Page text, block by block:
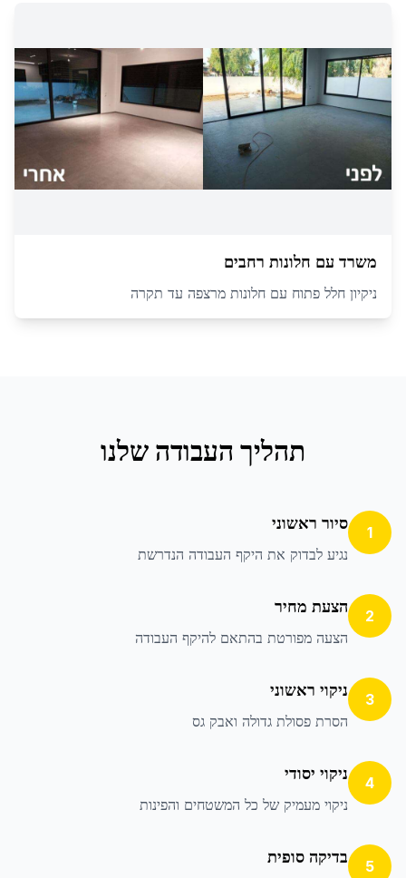
משרד עם חלונות רחבים
ניקיון חלל פתוח עם חלונות מרצפה עד תקרה
תהליך העבודה שלנו
1 סיור ראשוני
נגיע לבדוק את היקף העבודה הנדרשת
2 הצעת מחיר
הצעה מפורטת בהתאם להיקף העבודה
3 ניקוי ראשוני
הסרת פסולת גדולה ואבק גס
4 ניקוי יסודי
ניקוי מעמיק של כל המשטחים והפינות
5 בדיקה סופית